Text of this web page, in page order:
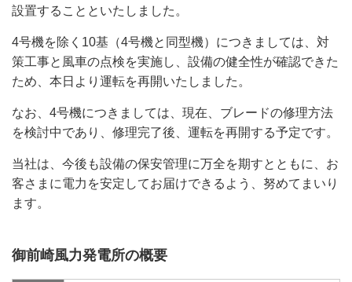
設置することといたしました。
4号機を除く10基（4号機と同型機）につきましては、対
策工事と風車の点検を実施し、設備の健全性が確認できた
ため、本日より運転を再開いたしました。
なお、4号機につきましては、現在、ブレードの修理方法
を検討中であり、修理完了後、運転を再開する予定です。
当社は、今後も設備の保安管理に万全を期すとともに、お
客さまに電力を安定してお届けできるよう、努めてまいり
ます。
御前崎風力発電所の概要